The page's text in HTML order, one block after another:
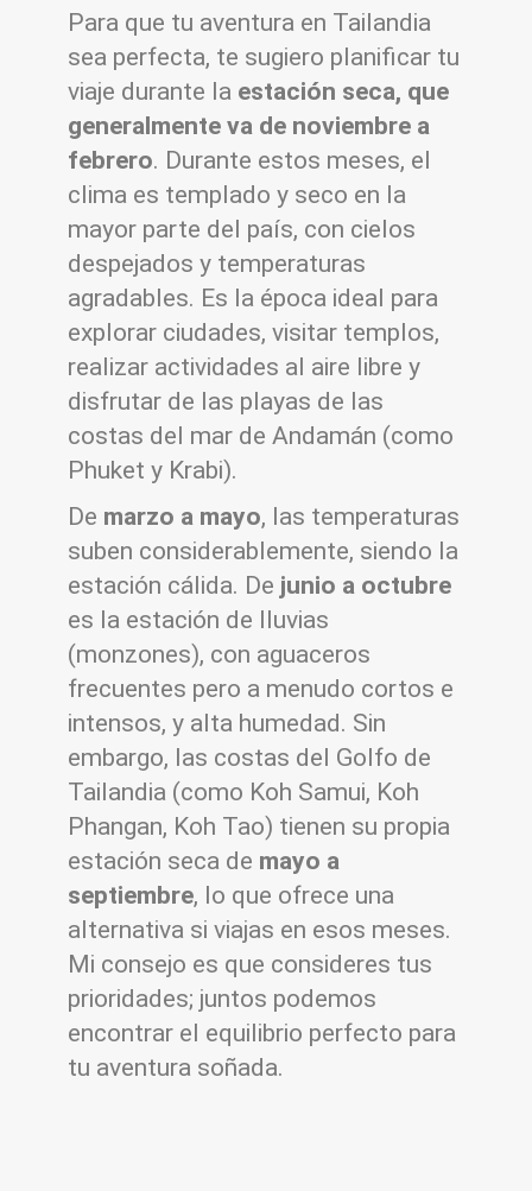
Para que tu aventura en Tailandia
sea perfecta, te sugiero planificar tu
viaje durante la estación seca, que
generalmente va de noviembre a
febrero. Durante estos meses, el
clima es templado y seco en la
mayor parte del país, con cielos
despejados y temperaturas
agradables. Es la época ideal para
explorar ciudades, visitar templos,
realizar actividades al aire libre y
disfrutar de las playas de las
costas del mar de Andamán (como
Phuket y Krabi).
De marzo a mayo, las temperaturas
suben considerablemente, siendo la
estación cálida. De junio a octubre
es la estación de lluvias
(monzones), con aguaceros
frecuentes pero a menudo cortos e
intensos, y alta humedad. Sin
embargo, las costas del Golfo de
Tailandia (como Koh Samui, Koh
Phangan, Koh Tao) tienen su propia
estación seca de mayo a
septiembre, lo que ofrece una
alternativa si viajas en esos meses.
Mi consejo es que consideres tus
prioridades; juntos podemos
encontrar el equilibrio perfecto para
tu aventura soñada.